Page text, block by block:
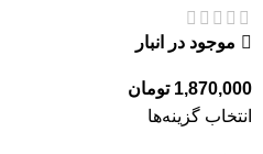
موجود در انبار
1,870,000 تومان
انتخاب گزینه‌ها